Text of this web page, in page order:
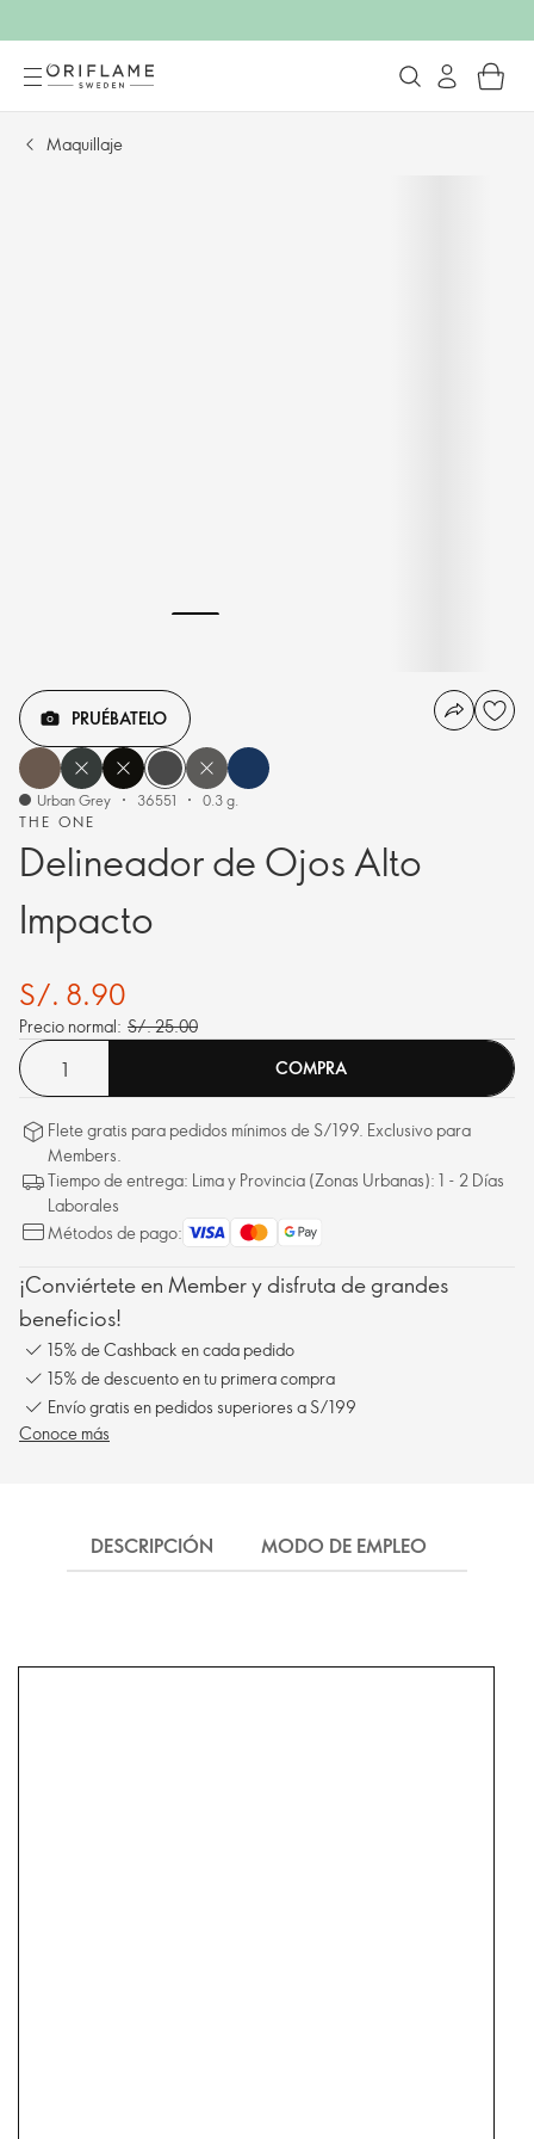
Maquillaje
THE ONE
Delineador de Ojos Alto
Impacto
PRUÉBATELO
Urban Grey 36551 0.3 g.
S/. 8.90
Precio normal: S/. 25.00
COMPRA
Flete gratis para pedidos mínimos de S/199. Exclusivo para
Members.
Tiempo de entrega: Lima y Provincia (Zonas Urbanas): 1 - 2 Días
Laborales
Métodos de pago:
¡Conviértete en Member y disfruta de grandes
beneficios!
15% de Cashback en cada pedido
15% de descuento en tu primera compra
Envío gratis en pedidos superiores a S/199
Conoce más
DESCRIPCIÓN MODO DE EMPLEO